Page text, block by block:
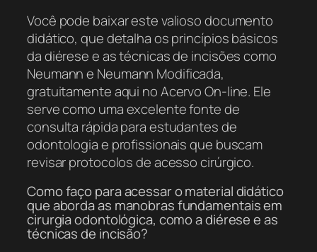
Você pode baixar este valioso documento
didático, que detalha os princípios básicos
da diérese e as técnicas de incisões como
Neumann e Neumann Modificada,
gratuitamente aqui no Acervo On-line. Ele
serve como uma excelente fonte de
consulta rápida para estudantes de
odontologia e profissionais que buscam
revisar protocolos de acesso cirúrgico.
Como faço para acessar o material didático
que aborda as manobras fundamentais em
cirurgia odontológica, como a diérese e as
técnicas de incisão?